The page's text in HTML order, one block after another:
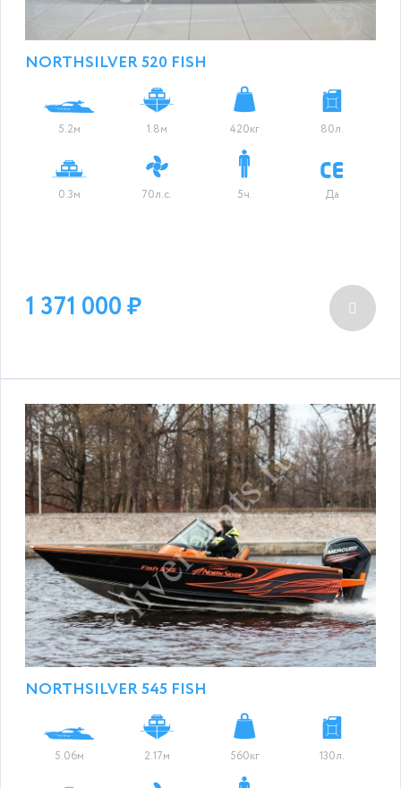
NORTHSILVER 520 FISH
5.2м 1.8м 420кг 80л.
0.3м 70л.с. 5ч. Да
1 371 000
NORTHSILVER 545 FISH
5.06м 2.17м 560кг 130л.